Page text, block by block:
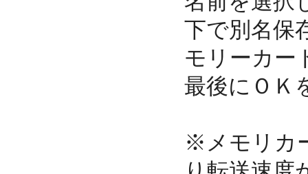
下で別名保
モリーカー
最後にＯＫ
※メモリカ